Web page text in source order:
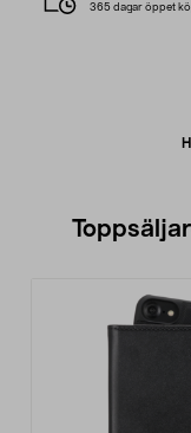
365 dagar öppet